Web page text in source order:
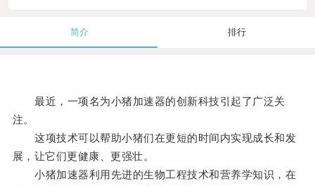
简介 排行
最近，一项名为小猪加速器的创新科技引起了广泛关
注。
这项技术可以帮助小猪们在更短的时间内实现成长和发
展，让它们更健康、更强壮。
小猪加速器利用先进的生物工程技术和营养学知识，在